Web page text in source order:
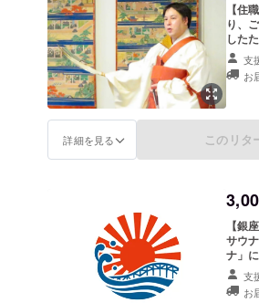
【住
り、
した
支
お
詳細を見る このリタ
【銀
サウ
ナ」
の銀
ナ」
クス
支
お